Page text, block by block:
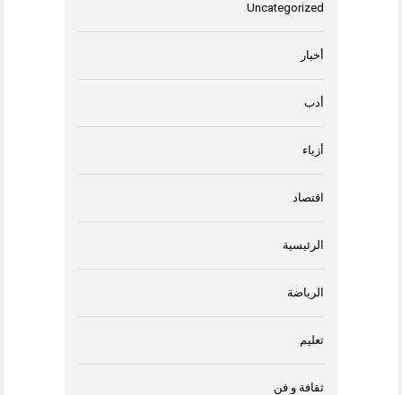
Uncategorized
أخبار
أدب
أزياء
اقتصاد
الرئيسية
الرياضة
تعليم
ثقافة و فن